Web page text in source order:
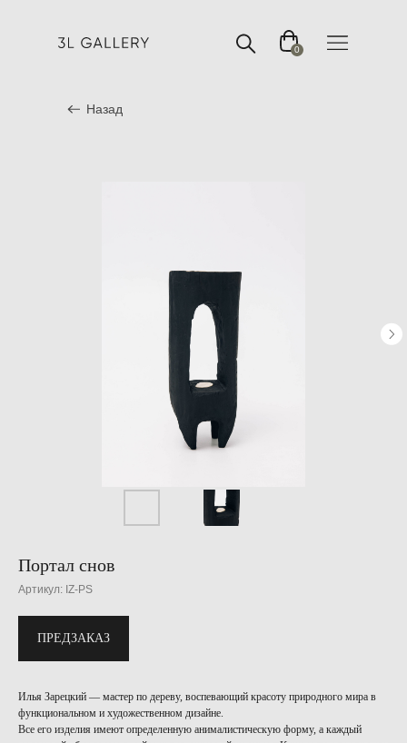
0
Назад
Портал снов
Артикул: IZ-PS
ПРЕДЗАКАЗ
Илья Зарецкий — мастер по дереву, воспевающий красоту природного мира в
функциональном и художественном дизайне.
Все его изделия имеют определенную анималистическую форму, а каждый